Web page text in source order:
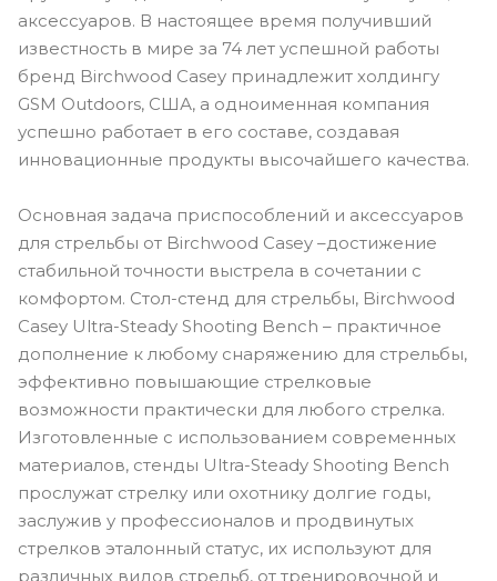
аксессуаров. В настоящее время получивший
известность в мире за 74 лет успешной работы
бренд Birchwood Casey принадлежит холдингу
GSM Outdoors, США, а одноименная компания
успешно работает в его составе, создавая
инновационные продукты высочайшего качества.
Основная задача приспособлений и аксессуаров
для стрельбы от Birchwood Casey –достижение
стабильной точности выстрела в сочетании с
комфортом. Стол-стенд для стрельбы, Birchwood
Casey Ultra-Steady Shooting Bench – практичное
дополнение к любому снаряжению для стрельбы,
эффективно повышающие стрелковые
возможности практически для любого стрелка.
Изготовленные с использованием современных
материалов, стенды Ultra-Steady Shooting Bench
прослужат стрелку или охотнику долгие годы,
заслужив у профессионалов и продвинутых
стрелков эталонный статус, их используют для
различных видов стрельб, от тренировочной и